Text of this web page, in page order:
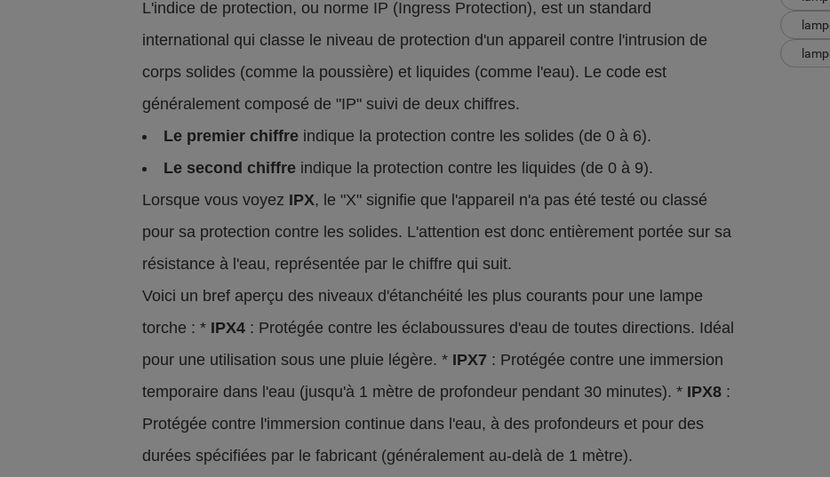
L'indice de protection, ou norme IP (Ingress Protection), est un standard
international qui classe le niveau de protection d'un appareil contre l'intrusion de
corps solides (comme la poussière) et liquides (comme l'eau). Le code est
généralement composé de "IP" suivi de deux chiffres.
Le premier chiffre indique la protection contre les solides (de 0 à 6).
Le second chiffre indique la protection contre les liquides (de 0 à 9).
Lorsque vous voyez IPX, le "X" signifie que l'appareil n'a pas été testé ou classé
pour sa protection contre les solides. L'attention est donc entièrement portée sur sa
résistance à l'eau, représentée par le chiffre qui suit.
Voici un bref aperçu des niveaux d'étanchéité les plus courants pour une lampe
torche : * IPX4 : Protégée contre les éclaboussures d'eau de toutes directions. Idéal
pour une utilisation sous une pluie légère. * IPX7 : Protégée contre une immersion
temporaire dans l'eau (jusqu'à 1 mètre de profondeur pendant 30 minutes). * IPX8 :
Protégée contre l'immersion continue dans l'eau, à des profondeurs et pour des
durées spécifiées par le fabricant (généralement au-delà de 1 mètre).